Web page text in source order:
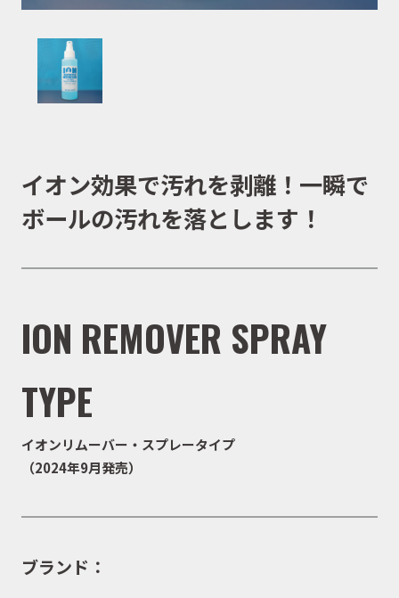
イオン効果で汚れを剥離！一瞬で
ボールの汚れを落とします！
ION REMOVER SPRAY
TYPE
イオンリムーバー・スプレータイプ
（2024年9月発売）
ブランド：